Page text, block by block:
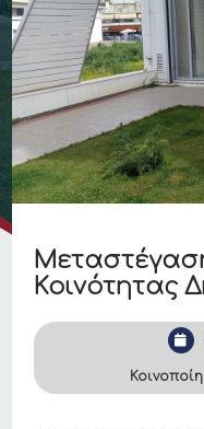
Κοινότητας